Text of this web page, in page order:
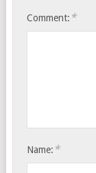
Comment: *
Name: *